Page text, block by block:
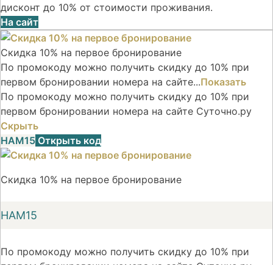
дисконт до 10% от стоимости проживания.
На сайт
Скидка 10% на первое бронирование
По промокоду можно получить скидку до 10% при
первом бронировании номера на сайте...Показать
По промокоду можно получить скидку до 10% при
первом бронировании номера на сайте Суточно.ру
Скрыть
НАМ15 Открыть код
Скидка 10% на первое бронирование
НАМ15
По промокоду можно получить скидку до 10% при